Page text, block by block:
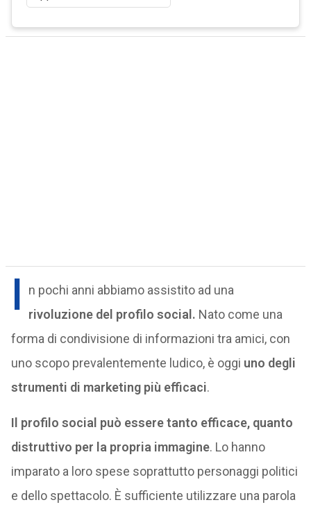
I
n pochi anni abbiamo assistito ad una
rivoluzione del profilo social. Nato come una
forma di condivisione di informazioni tra amici, con
uno scopo prevalentemente ludico, è oggi uno degli
strumenti di marketing più efficaci.
Il profilo social può essere tanto efficace, quanto
distruttivo per la propria immagine. Lo hanno
imparato a loro spese soprattutto personaggi politici
e dello spettacolo. È sufficiente utilizzare una parola